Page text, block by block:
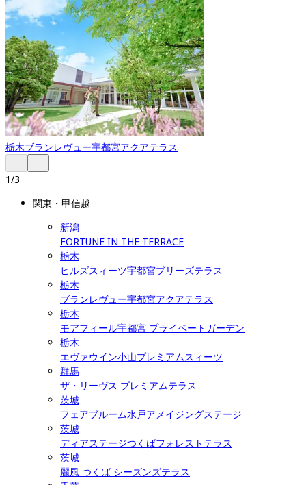
栃木ブランレヴュー宇都宮アクアテラス
1/3
関東・甲信越
新潟
FORTUNE IN THE TERRACE
栃木
ヒルズスィーツ宇都宮ブリーズテラス
栃木
ブランレヴュー宇都宮アクアテラス
栃木
モアフィール宇都宮 プライベートガーデン
栃木
エヴァウイン小山プレミアムスィーツ
群馬
ザ・リーヴス プレミアムテラス
茨城
フェアブルーム水戸アメイジングステージ
茨城
ディアステージつくばフォレストテラス
茨城
麗風 つくば シーズンズテラス